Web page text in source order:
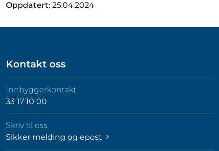
Oppdatert: 25.04.2024
Kontakt oss
Innbyggerkontakt
33 17 10 00
Skriv til oss
Sikker melding og epost